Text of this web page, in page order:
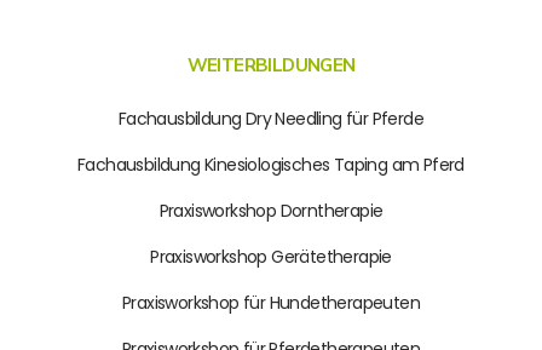
WEITERBILDUNGEN
Fachausbildung Dry Needling für Pferde
Fachausbildung Kinesiologisches Taping am Pferd
Praxisworkshop Dorntherapie
Praxisworkshop Gerätetherapie
Praxisworkshop für Hundetherapeuten